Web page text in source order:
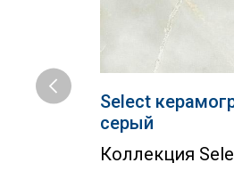
Select
серый
Коллекция